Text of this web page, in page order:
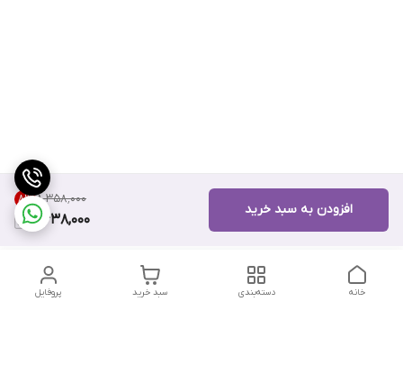
۸٬۳۵۸٬۰۰۰ 8%
7,638,000
افزودن به سبد خرید
پروفایل سبد خرید دسته‌بندی خانه